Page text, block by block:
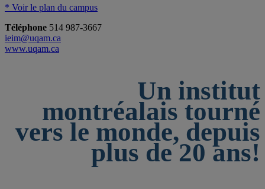
* Voir le plan du campus
Téléphone 514 987-3667
ieim@uqam.ca
www.uqam.ca
Un institut
montréalais tourné
vers le monde, depuis
plus de 20 ans!